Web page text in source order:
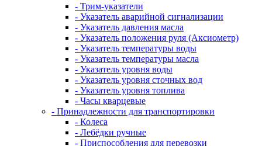
- Трим-указатели
- Указатель аварийной сигнализации
- Указатель давления масла
- Указатель положения руля (Аксиометр)
- Указатель температуры воды
- Указатель температуры масла
- Указатель уровня воды
- Указатель уровня сточных вод
- Указатель уровня топлива
- Часы кварцевые
- Принадлежности для транспортировки
- Колеса
- Лебёдки ручные
- Приспособления для перевозки